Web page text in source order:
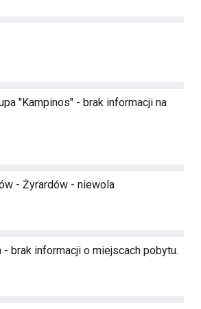
"Kampinos" - brak informacji na
- Żyrardów - niewola
brak informacji o miejscach pobytu.